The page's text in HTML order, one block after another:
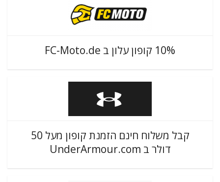
10% קופון עלון ב FC-Moto.de
קבל משלוח חינם הזמנת קופון מעל 50
דולר ב UnderArmour.com